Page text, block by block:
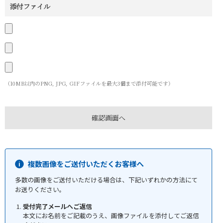
添付ファイル
（10MB以内のPNG, JPG, GIFファイルを最大3個まで添付可能です）
複数画像をご送付いただくお客様へ
多数の画像をご送付いただける場合は、下記いずれかの方法にて
お送りください。
受付完了メールへご返信
本文にお名前をご記載のうえ、画像ファイルを添付してご返信